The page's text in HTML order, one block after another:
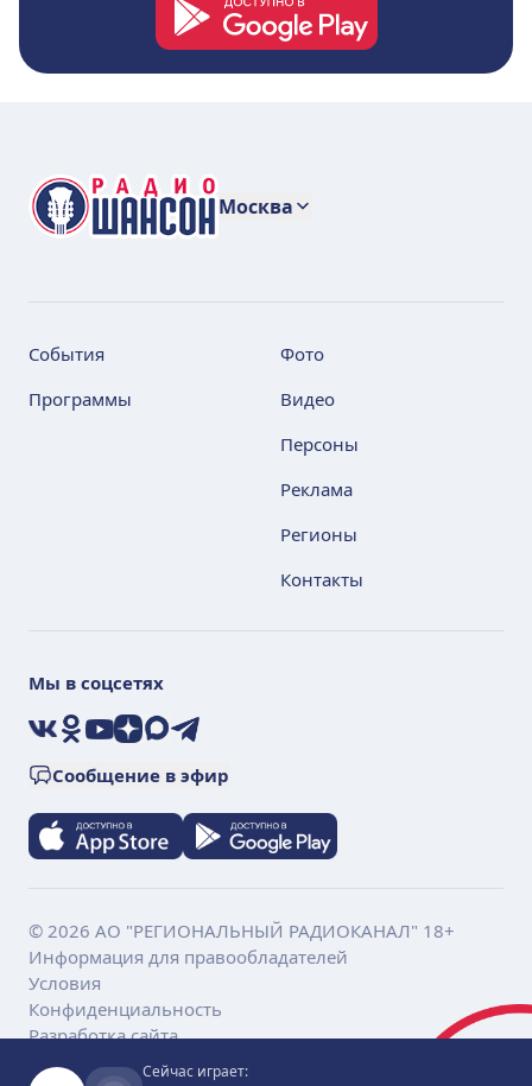
Москва
События
Программы
Фото
Видео
Персоны
Реклама
Регионы
Контакты
Мы в соцсетях
VKOkYouTube
ДзенMaxTelegram
Сообщение в эфир
© 2026 АО "РЕГИОНАЛЬНЫЙ РАДИОКАНАЛ" 18+
Информация для правообладателей
Условия
Конфиденциальность
Разработка сайта
Сейчас играет: